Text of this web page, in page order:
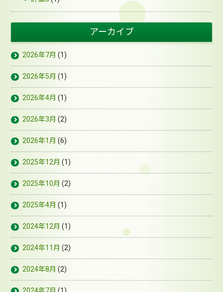
アーカイブ
2026年7月 (1)
2026年5月 (1)
2026年4月 (1)
2026年3月 (2)
2026年1月 (6)
2025年12月 (1)
2025年10月 (2)
2025年4月 (1)
2024年12月 (1)
2024年11月 (2)
2024年8月 (2)